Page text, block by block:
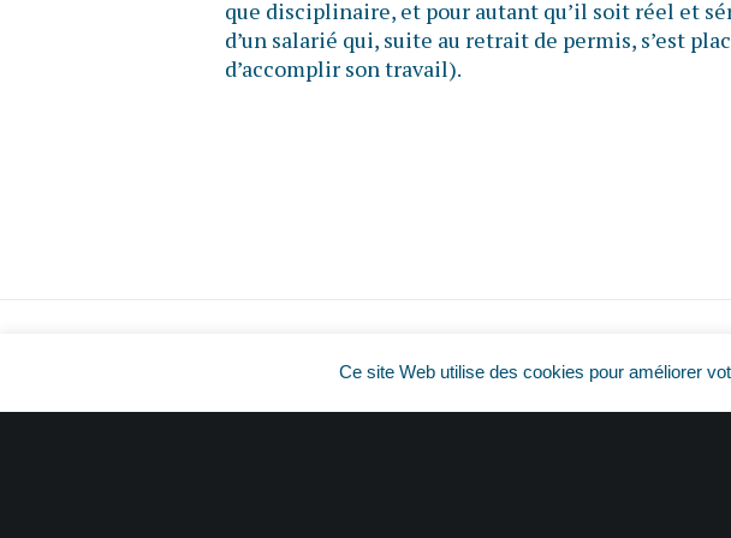
que disciplinaire, et pour autant qu’il soit réel et
d’un salarié qui, suite au retrait de permis, s’est
d’accomplir son travail).
Plus de permis = plus de travail ?
Ce site Web utilise des cookies pour améliorer